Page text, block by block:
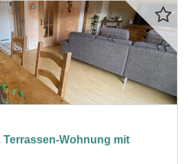
Terrassen-Wohnung mit